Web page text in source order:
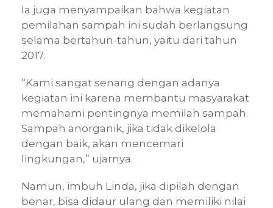
Ia juga menyampaikan bahwa kegiatan
pemilahan sampah ini sudah berlangsung
selama bertahun-tahun, yaitu dari tahun
2017.
“Kami sangat senang dengan adanya
kegiatan ini karena membantu masyarakat
memahami pentingnya memilah sampah.
Sampah anorganik, jika tidak dikelola
dengan baik, akan mencemari
lingkungan,” ujarnya.
Namun, imbuh Linda, jika dipilah dengan
benar, bisa didaur ulang dan memiliki nilai